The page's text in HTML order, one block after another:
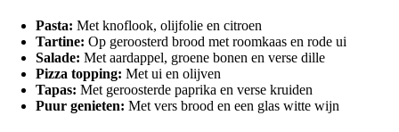
Pasta: Met knoflook, olijfolie en citroen
Tartine: Op geroosterd brood met roomkaas en rode ui
Salade: Met aardappel, groene bonen en verse dille
Pizza topping: Met ui en olijven
Tapas: Met geroosterde paprika en verse kruiden
Puur genieten: Met vers brood en een glas witte wijn